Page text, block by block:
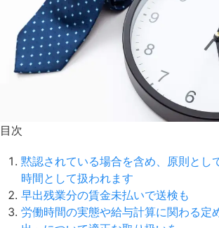
目次
黙認されている場合を含め、原則とし
時間として扱われます
早出残業分の賃金未払いで送検も
労働時間の実態や給与計算に関わる定